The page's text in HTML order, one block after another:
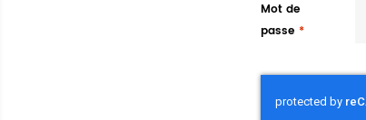
Mot de
passe